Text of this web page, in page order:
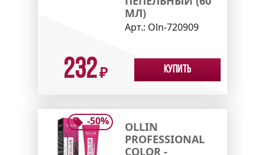
МЛ)
Арт.: Oln-720909
232₽ Купить
-50%
OLLIN
PROFESSIONAL
COLOR -